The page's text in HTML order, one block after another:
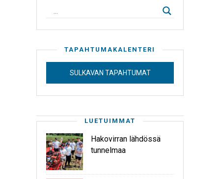
TAPAHTUMAKALENTERI
SULKAVAN TAPAHTUMAT
LUETUIMMAT
Hakovirran lähdössä
tunnelmaa